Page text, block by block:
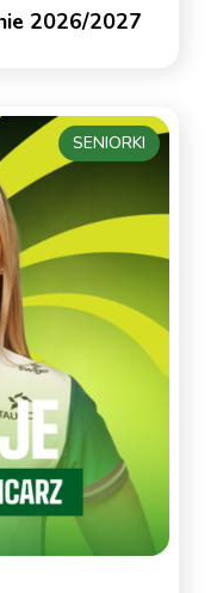
2026/2027
SENIORKI